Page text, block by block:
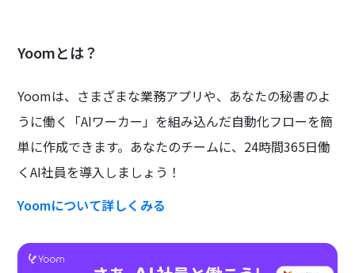
Yoomとは？
Yoomは、さまざまな業務アプリや、あなたの秘書のよ
うに働く「AIワーカー」を組み込んだ自動化フローを簡
単に作成できます。あなたのチームに、24時間365日働
くAI社員を導入しましょう！
Yoomについて詳しくみる